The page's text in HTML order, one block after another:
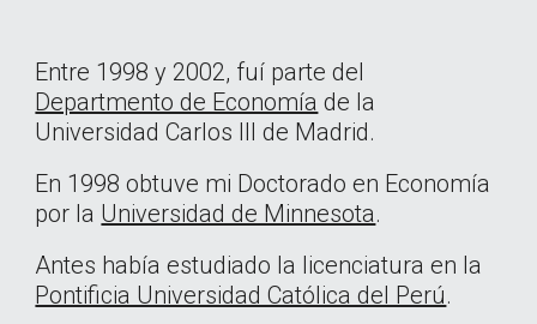
Entre 1998 y 2002, fuí parte del
Departmento de Economía de la
Universidad Carlos III de Madrid.
En 1998 obtuve mi Doctorado en Economía
por la Universidad de Minnesota.
Antes había estudiado la licenciatura en la
Pontificia Universidad Católica del Perú.